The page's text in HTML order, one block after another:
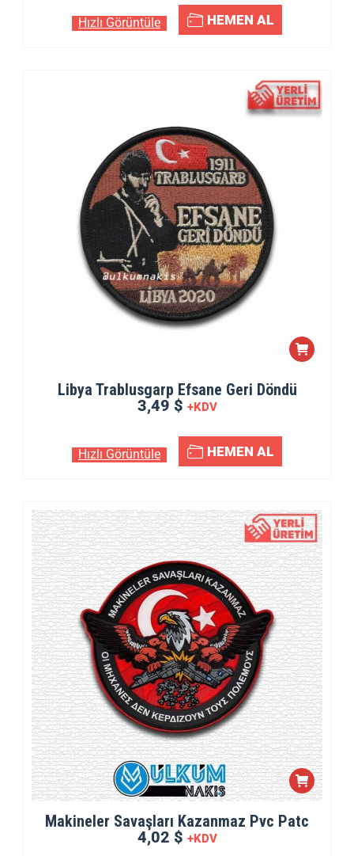
Hızlı Görüntüle HEMEN AL
Libya Trablusgarp Efsane Geri Döndü
3,49 $ +KDV
Hızlı Görüntüle HEMEN AL
Makineler Savaşları Kazanmaz Pvc Patc
4,02 $ +KDV